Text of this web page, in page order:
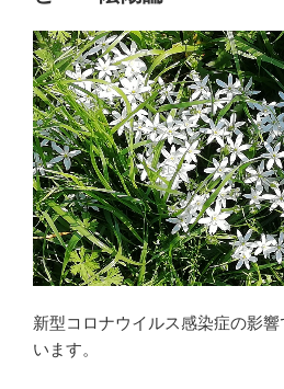
新型コロナウイルス感染症の影
います。